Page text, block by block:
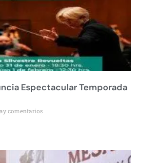
Espectacular Temporada
comentarios